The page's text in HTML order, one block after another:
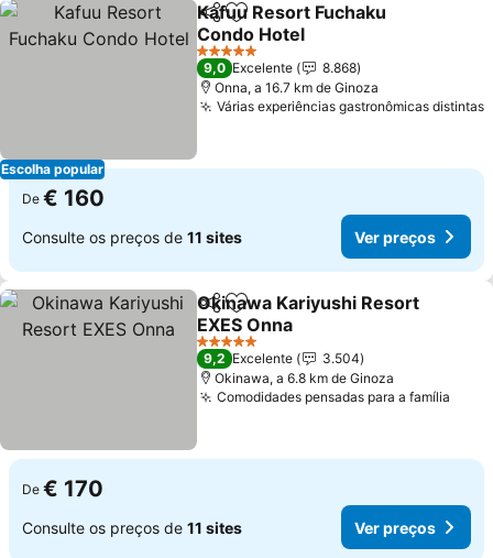
Escolha popular
PartilharAdicionar aos favoritos
Kafuu Resort Fuchaku
Condo Hotel
Ver preços
5 Estrelas
9,0 Excelente
8.868
Onna, a 16.7 km de Ginoza
Várias experiências gastronômicas distintas
De € 160
Consulte os preços de 11 sites Ver preços
PartilharAdicionar aos favoritos
Okinawa Kariyushi Resort
EXES Onna
Ver preços
5 Estrelas
9,2 Excelente
3.504
Okinawa, a 6.8 km de Ginoza
Comodidades pensadas para a família
De € 170
Consulte os preços de 11 sites Ver preços